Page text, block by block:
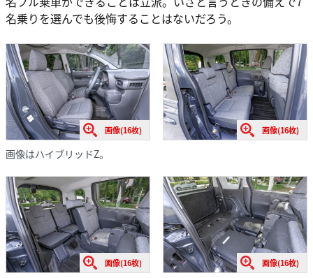
名乗りを選んでも後悔することはないだろう。
画像(16枚) 画像(16枚)
画像はハイブリッドZ。
画像(16枚) 画像(16枚)